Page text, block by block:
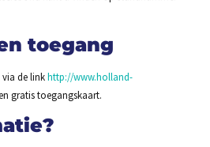
toegang
de linkhttp://www.holland-
gratis toegangskaart.